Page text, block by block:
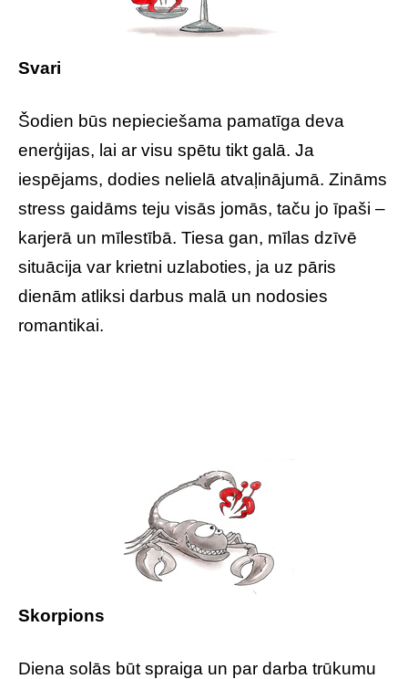
Svari
Šodien būs nepieciešama pamatīga deva
enerģijas, lai ar visu spētu tikt galā. Ja
iespējams, dodies nelielā atvaļinājumā. Zināms
stress gaidāms teju visās jomās, taču jo īpaši –
karjerā un mīlestībā. Tiesa gan, mīlas dzīvē
situācija var krietni uzlaboties, ja uz pāris
dienām atliksi darbus malā un nodosies
romantikai.
Skorpions
Diena solās būt spraiga un par darba trūkumu